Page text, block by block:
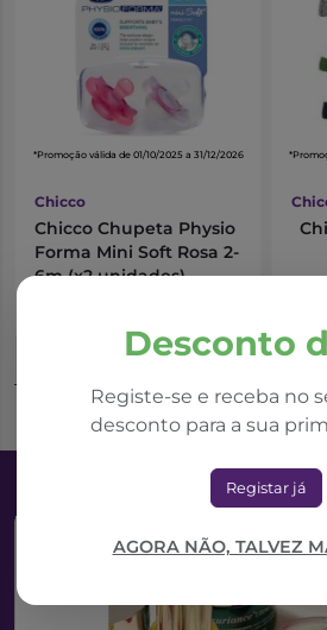
Desconto
Registe-se e receba no
desconto para a sua
Registar já
AGORA NÃO, TALVEZ
*Promoção válida de 01/10/2025 a 31/12/2026
Chicco
Chicco Chupeta Physio
Forma Mini Soft Rosa 2-
6m (x2 unidades)
Adicionar ao Carrinho